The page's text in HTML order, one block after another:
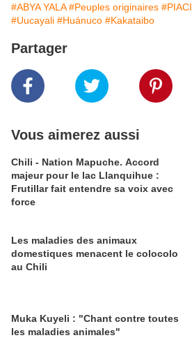
#ABYA YALA #Peuples originaires #PIACI
#Uucayali #Huánuco #Kakataibo
Partager
Vous aimerez aussi
Chili - Nation Mapuche. Accord
majeur pour le lac Llanquihue :
Frutillar fait entendre sa voix avec
force
Les maladies des animaux
domestiques menacent le colocolo
au Chili
Muka Kuyeli : "Chant contre toutes
les maladies animales"